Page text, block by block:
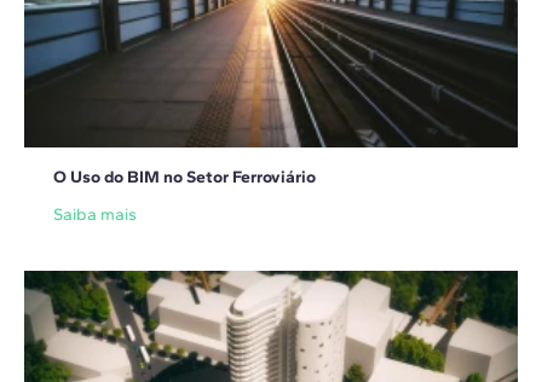
O Uso do BIM no Setor Ferroviário
Saiba mais